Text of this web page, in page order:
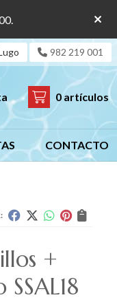
982 219 001
0 artículos
CONTACTO
+